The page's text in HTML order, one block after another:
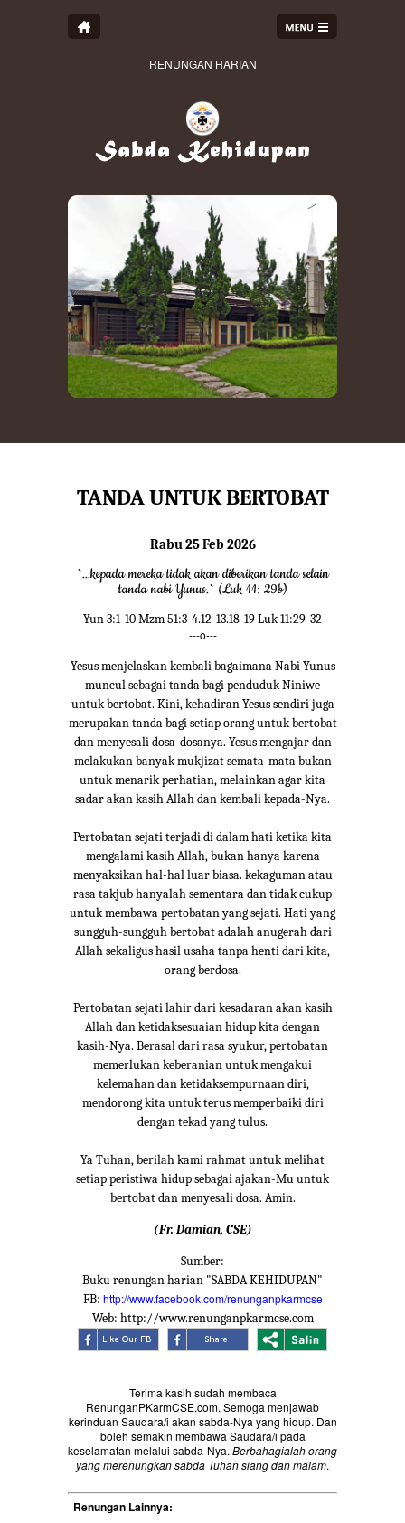
RENUNGAN HARIAN
TANDA UNTUK BERTOBAT
Rabu 25 Feb 2026
`...kepada mereka tidak akan diberikan tanda selain
tanda nabi Yunus.` (Luk 11: 29b)
Yun 3:1-10 Mzm 51:3-4.12-13.18-19 Luk 11:29-32
---o---
Yesus menjelaskan kembali bagaimana Nabi Yunus
muncul sebagai tanda bagi penduduk Niniwe
untuk bertobat. Kini, kehadiran Yesus sendiri juga
merupakan tanda bagi setiap orang untuk bertobat
dan menyesali dosa-dosanya. Yesus mengajar dan
melakukan banyak mukjizat semata-mata bukan
untuk menarik perhatian, melainkan agar kita
sadar akan kasih Allah dan kembali kepada-Nya.
Pertobatan sejati terjadi di dalam hati ketika kita
mengalami kasih Allah, bukan hanya karena
menyaksikan hal-hal luar biasa. kekaguman atau
rasa takjub hanyalah sementara dan tidak cukup
untuk membawa pertobatan yang sejati. Hati yang
sungguh-sungguh bertobat adalah anugerah dari
Allah sekaligus hasil usaha tanpa henti dari kita,
orang berdosa.
Pertobatan sejati lahir dari kesadaran akan kasih
Allah dan ketidaksesuaian hidup kita dengan
kasih-Nya. Berasal dari rasa syukur, pertobatan
memerlukan keberanian untuk mengakui
kelemahan dan ketidaksempurnaan diri,
mendorong kita untuk terus memperbaiki diri
dengan tekad yang tulus.
Ya Tuhan, berilah kami rahmat untuk melihat
setiap peristiwa hidup sebagai ajakan-Mu untuk
bertobat dan menyesali dosa. Amin.
(Fr. Damian, CSE)
Sumber:
Buku renungan harian "SABDA KEHIDUPAN"
FB: http://www.facebook.com/renunganpkarmcse
Web: http://www.renunganpkarmcse.com
Terima kasih sudah membaca
RenunganPKarmCSE.com. Semoga menjawab
kerinduan Saudara/i akan sabda-Nya yang hidup. Dan
boleh semakin membawa Saudara/i pada
keselamatan melalui sabda-Nya. Berbahagialah orang
yang merenungkan sabda Tuhan siang dan malam.
Renungan Lainnya: